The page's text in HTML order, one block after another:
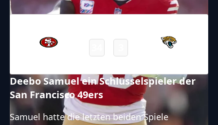
Deebo Samuel ein Schlüsselspieler der
San Francisco 49ers
Samuel hatte die letzten beiden Spiele